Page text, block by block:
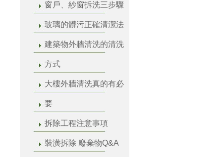
窗戶、紗窗拆洗三步驟
玻璃的髒污正確清潔法
建築物外牆清洗的清洗
方式
大樓外牆清洗真的有必
要
拆除工程注意事項
裝潢拆除 廢棄物Q&A